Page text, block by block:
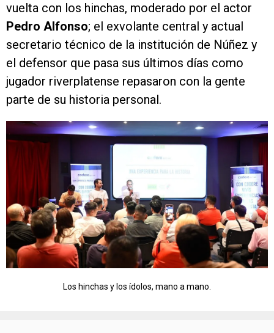
vuelta con los hinchas, moderado por el actor
Pedro Alfonso; el exvolante central y actual
secretario técnico de la institución de Núñez y
el defensor que pasa sus últimos días como
jugador riverplatense repasaron con la gente
parte de su historia personal.
Los hinchas y los ídolos, mano a mano.